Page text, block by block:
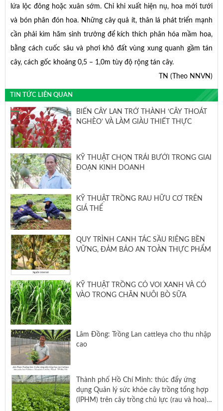
lứa lộc đông hoặc xuân sớm. Chỉ khi xuất hiện nụ, hoa mới tưới
và bón phân đón hoa. Những cây quả ít, thân lá phát triển mạnh
cần phải kìm hãm sinh trưởng để kích thích phân hóa mầm hoa,
bằng cách cuốc sâu và phơi khô đất vùng xung quanh gầm tán
cây, cách gốc khoảng 0,5 – 1,0m tùy độ rộng tán cây.
TN (Theo NNVN)
TIN TỨC LIÊN QUAN
BIẾN CÂY LAN TRỞ THÀNH ‘CÂY THOÁT
NGHÈO’ VÀ LÀM GIÀU THIẾT THỰC
KỸ THUẬT CHỌN TRÁI BƯỞI TRONG GIAI
ĐOẠN KINH DOANH
KỸ THUẬT TRỒNG RAU HỮU CƠ TRÊN
GIÁ THỂ
QUY TRÌNH CANH TÁC SẦU RIÊNG BỀN
VỮNG, ĐẢM BẢO AN TOÀN THỰC PHẨM
KỸ THUẬT TRỒNG CỎ VOI XANH VÀ CỎ
VÀO TRONG CHĂN NUÔI BÒ SỮA
Lâm Đồng: Trồng Lan cattleya cho thu nhập
cao
Thành phố Hồ Chí Minh: thúc đẩy ứng
dụng Quản lý sức khỏe cây trồng tổng hợp
(IPHM) trên cây trồng chủ lực (rau và hoa)